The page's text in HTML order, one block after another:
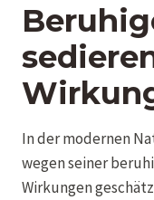
In der modernen
wegen seiner
Wirkungen